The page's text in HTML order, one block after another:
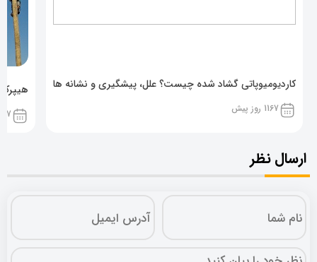
کاردیومیوپاتی گشاد شده چیست؟ علل، پیشگیری و نشانه ها
1167 روز پیش 1167
ارسال نظر